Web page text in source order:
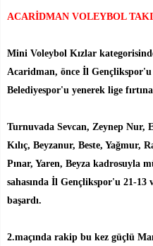
ACARİDMAN VOLEYBOL
Mini Voleybol Kızlar
Acaridman, önce İl
Belediyespor'u yenerek lige
Turnuvada Sevcan, Zeynep Nur,
Kılıç, Beyzanur, Beste, Yağmur,
Pınar, Yaren, Beyza kadrosuyla
sahasında İl Gençlikspor'u 21-13
başardı.
2.maçında rakip bu kez güçlü